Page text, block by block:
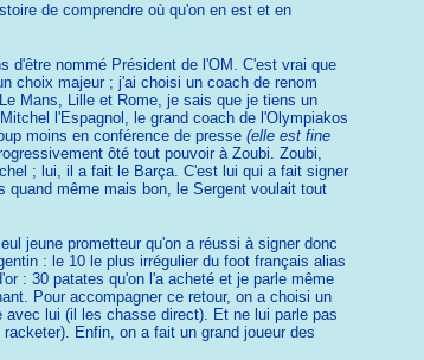
de comprendre où qu'on en est et en
d'être nommé Président de l'OM. C'est vrai que
choix majeur ; j'ai choisi un coach de renom
Mans, Lille et Rome, je sais que je tiens un
l'Espagnol, le grand coach de l'Olympiakos
moins en conférence de presse (elle est fine
ôté tout pouvoir à Zoubi. Zoubi,
; lui, il a fait le Barça. C'est lui qui a fait signer
même mais bon, le Sergent voulait tout
jeune prometteur qu'on a réussi à signer donc
: le 10 le plus irrégulier du foot français alias
: 30 patates qu'on l'a acheté et je parle même
Pour accompagner ce retour, on a choisi un
lui (il les chasse direct). Et ne lui parle pas
Enfin, on a fait un grand joueur des